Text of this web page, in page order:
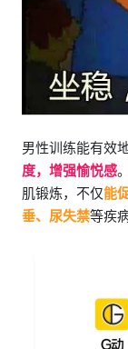
男性训练能有效
度，增强愉悦感
肌锻炼，不仅能
垂、尿失禁等疾病